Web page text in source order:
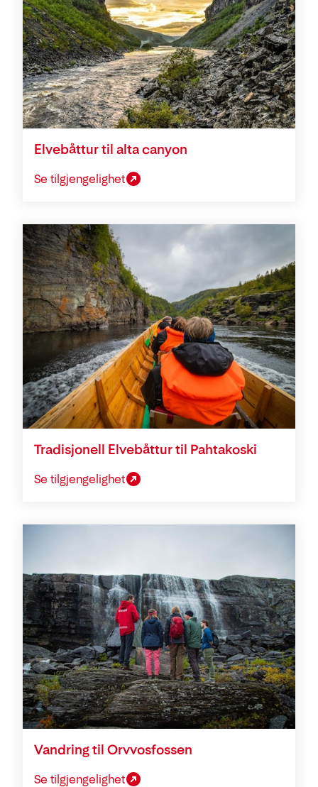
Elvebåttur til alta canyon
Se tilgjengelighet
Tradisjonell Elvebåttur til Pahtakoski
Se tilgjengelighet
Vandring til Orvvosfossen
Se tilgjengelighet